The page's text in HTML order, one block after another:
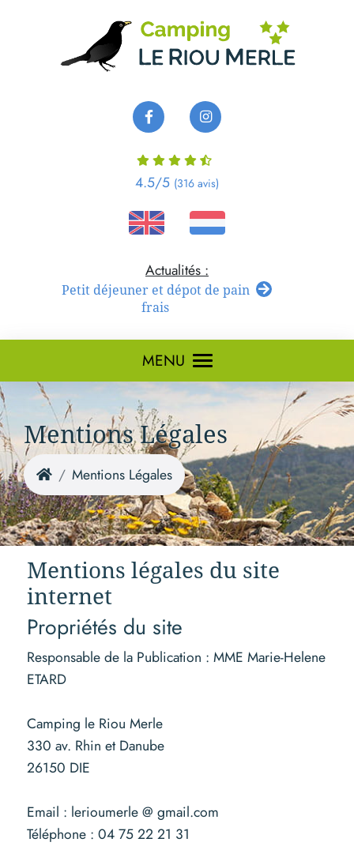
Petit déjeuner et dépot de pain
frais
4.5/5 (316 avis)
MENU
Mentions Légales
Mentions Légales
Mentions légales du site
internet
Propriétés du site
Responsable de la Publication : MME Marie-Helene
ETARD
Camping le Riou Merle
330 av. Rhin et Danube
26150 DIE
Email : lerioumerle @ gmail.com
Téléphone : 04 75 22 21 31